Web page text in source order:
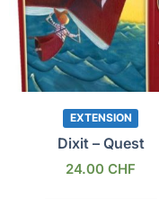
EXTENSION
Dixit – Quest
24.00 CHF